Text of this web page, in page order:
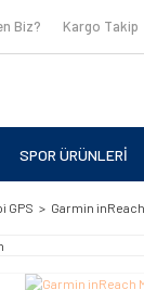
Biz? Kargo Takip
SPOR ÜRÜNLERİ
GPS Garmin